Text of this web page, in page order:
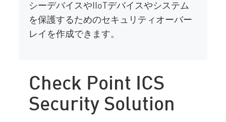
シーデバイスやIIoTデバイスやシステム
を保護するためのセキュリティオーバー
レイを作成できます。
Check Point ICS
Security Solution